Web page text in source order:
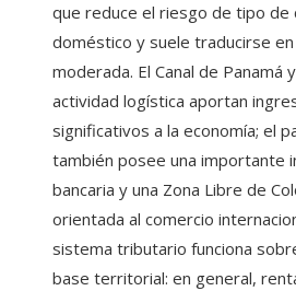
que reduce el riesgo de tipo de
doméstico y suele traducirse en
moderada. El Canal de Panamá
actividad logística aportan
significativos a la economía; el
también posee una importante
bancaria y una Zona Libre de
orientada al comercio
sistema tributario funciona
base territorial: en general,